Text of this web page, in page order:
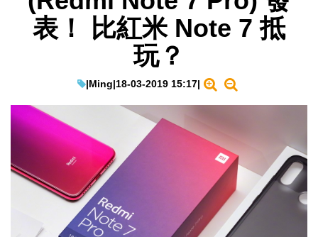
網絡生活
EduTech
IT Times
生成式AI與雲端應用
Enterprise Digital Transformation
表！ 比紅米 Note 7 抵
玩？
|Ming|18-03-2019 15:17|